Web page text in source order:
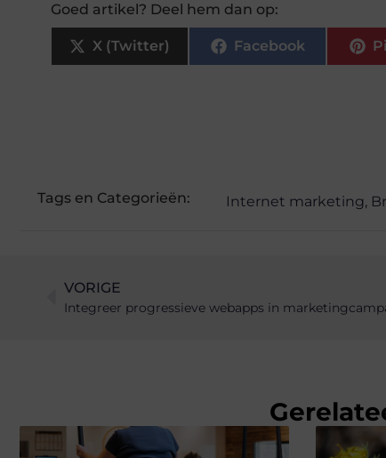
Goed artikel? Deel hem dan op:
X (Twitter) Facebook
Tags en Categorieën: Internet marketing,
VORIGE
Integreer progressieve webapps in